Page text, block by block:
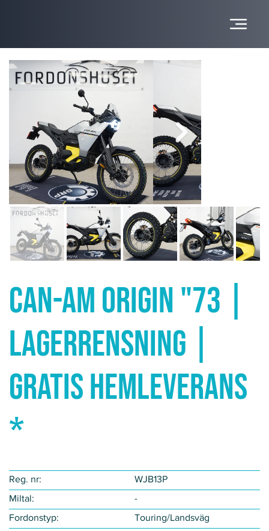
Can-Am ORIGIN "73 |
LAGERRENSNING |
GRATIS HEMLEVERANS
*
Reg. nr:
Miltal:
Fordonstyp​:
WJB13P
-
Touring/Landsväg